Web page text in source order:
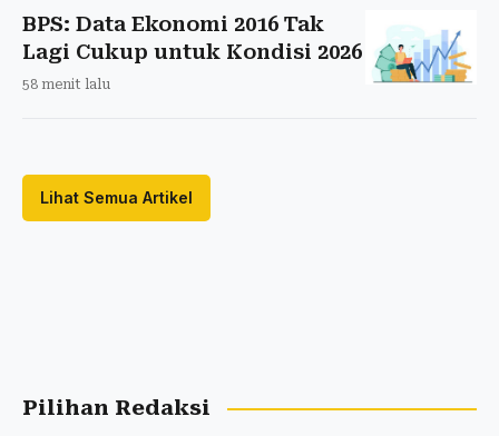
BPS: Data Ekonomi 2016 Tak
Lagi Cukup untuk Kondisi 2026
58 menit lalu
Lihat Semua Artikel
Pilihan Redaksi